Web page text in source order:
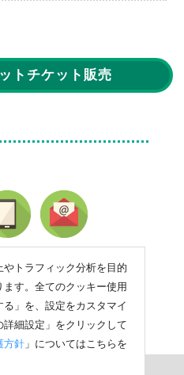
トチケット販売
トラフィック分析を目的
す。全てのクッキー使用
」を、設定をカスタマイ
細設定」をクリックして
方針 」についてはこちらを